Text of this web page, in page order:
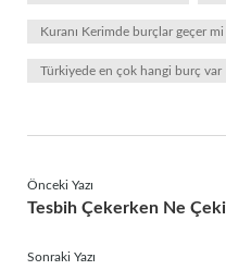
Kuranı Kerimde burçlar geçer mi
Türkiyede en çok hangi burç var
Önceki Yazı
Tesbih Çekerken Ne
Sonraki Yazı